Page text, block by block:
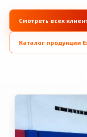
Смотреть всех
Каталог продукции